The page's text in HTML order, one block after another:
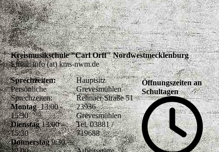
Kreismusikschule "Carl Orff" Nordwestmecklenburg
Email: info (at) kms-nwm.de
Sprechzeiten:
Persönliche
Sprechzeiten:
Montag13:00 -
15:30
Dienstag13:00 –
15:30
Donnerstag9:30 –
Hauptsitz
Grevesmühlen
Rehnaer Straße 51
23936
Grevesmühlen
Tel. 03881 /
719688
Öffnungszeiten an
Schultagen